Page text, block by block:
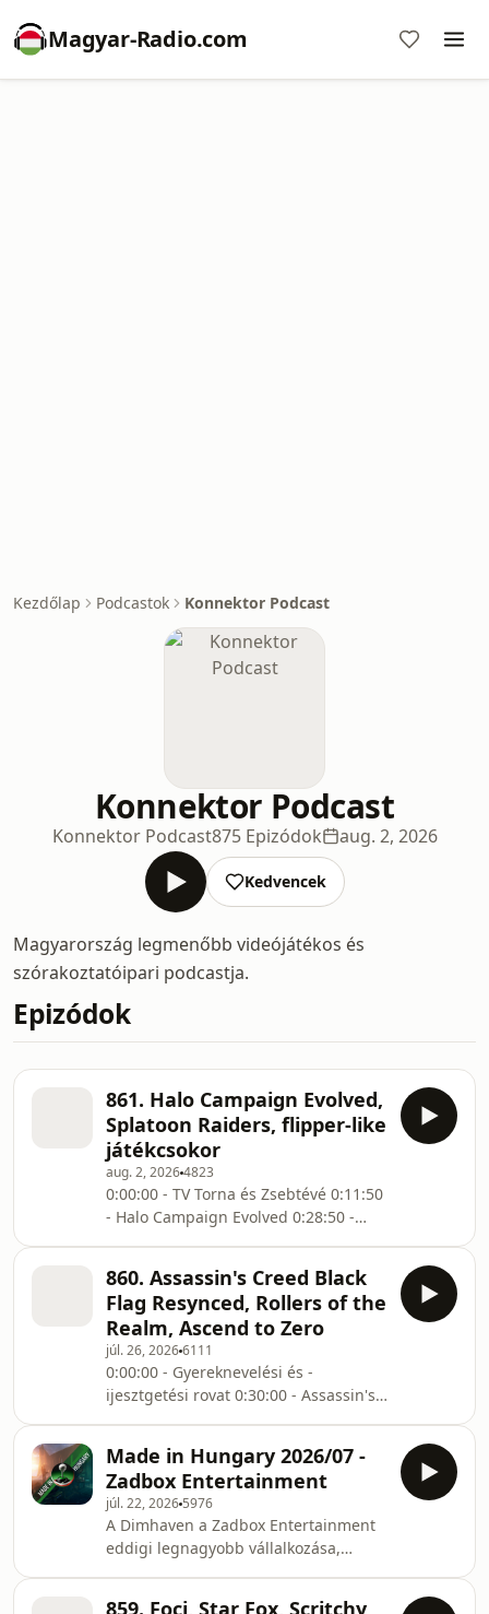
Magyar-Radio.com
Kezdőlap Podcastok Konnektor Podcast
Konnektor Podcast
Konnektor Podcast875 Epizódok aug. 2, 2026
Kedvencek
Magyarország legmenőbb videójátékos és
szórakoztatóipari podcastja.
Epizódok
861. Halo Campaign Evolved,
Splatoon Raiders, flipper-like
játékcsokor
aug. 2, 20264823
0:00:00 - TV Torna és Zsebtévé 0:11:50
- Halo Campaign Evolved 0:28:50 -
beszélünk!) 1:02:25 - Flipper-like
játékok -- Hasznos linkek: 🤑Patreon
oldalunk🤑 X (ex-Twitter): Zephyr
Bluesky: Warhawk 💬Telegram
csatornánk💬 🎮Discord szerverünk🎮
📅Játékmegjelenés naptár📅
Támogatóink: Ádám, Aertemis, Andor,
András, Andris123456, Armental, Báli
860. Assassin's Creed Black
Flag Resynced, Rollers of the
Realm, Ascend to Zero
júl. 26, 20266111
0:00:00 - Gyereknevelési és -
ijesztgetési rovat 0:30:00 - Assassin's
kompatibilitás 1:21:00 - Rollers of the
Realm 1:30:30 - Ascend to Zero --
Hasznos linkek: 🤑Patreon oldalunk🤑
X (ex-Twitter): Zephyr Bluesky:
Warhawk 💬Telegram csatornánk💬 🎮
Discord szerverünk🎮 📅
Játékmegjelenés naptár📅
Made in Hungary 2026/07 -
Zadbox Entertainment
júl. 22, 2026 5976
A Dimhaven a Zadbox Entertainment
eddigi legnagyobb vállalkozása,
859. Foci, Star Fox, Scritchy